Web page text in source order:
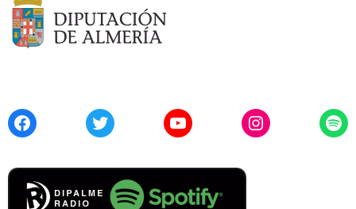
FacebookTwitter YouTubeInstagram